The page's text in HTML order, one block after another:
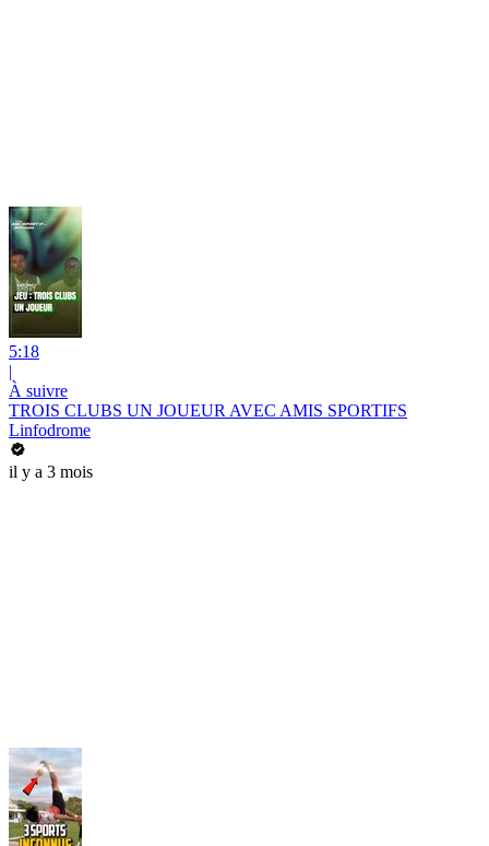
5:18
|
À suivre
TROIS CLUBS UN JOUEUR AVEC AMIS SPORTIFS
Linfodrome
il y a 3 mois